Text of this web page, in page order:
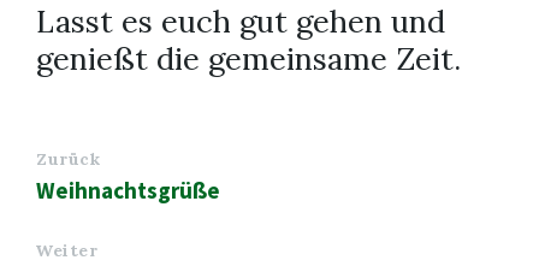
­­­Lasst es euch gut gehen und
genießt die gemeinsame Zeit.
Zurück
Weihnachtsgrüße
Weiter